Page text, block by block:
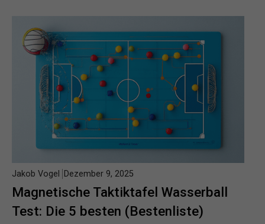
Magnetische Taktiktafel Wasserball
Test: Die 5 besten (Bestenliste)
Jakob Vogel Dezember 9, 2025